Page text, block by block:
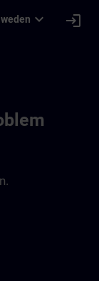
expand_more login